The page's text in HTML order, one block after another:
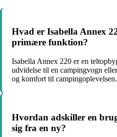
Hvad er Isabella Annex
primære funktion?
Isabella Annex 220 er en
udvidelse til en campingvogn
og komfort til campingoplevelsen.
Hvordan adskiller en
sig fra en ny?